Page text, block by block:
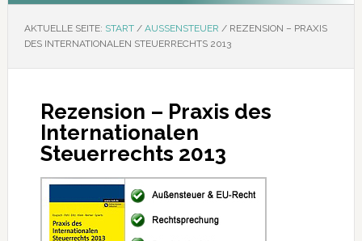
AKTUELLE SEITE: START / AUSSENSTEUER /REZENSION – PRAXIS
DES INTERNATIONALEN STEUERRECHTS 2013
Rezension – Praxis des
Internationalen
Steuerrechts 2013